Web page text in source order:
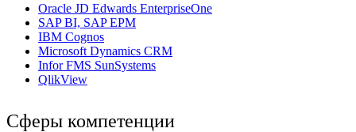
Oracle JD Edwards EnterpriseOne
SAP BI, SAP EPM
IBM Cognos
Мicrosoft Dynamics CRM
Infor FMS SunSystems
QlikView
Сферы компетенции